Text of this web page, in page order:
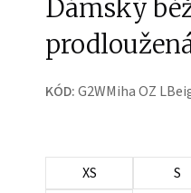
Dámský
KÓD:G2WMiha OZ
XS S